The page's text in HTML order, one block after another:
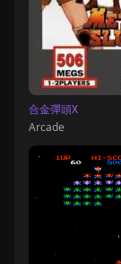
合金彈頭X
Arcade